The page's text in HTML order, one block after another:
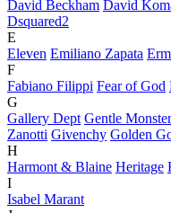
David Beckham David
Dsquared2
E
Eleven Emiliano Zapata
F
Fabiano Filippi Fear of God
G
Gallery Dept Gentle Monster
Zanotti Givenchy Golden
H
Harmont & Blaine Heritage
I
Isabel Marant